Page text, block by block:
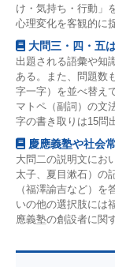
け・気持ち・行動」
心理変化を客観的に
大問三・四・五
出題される語彙や知
ある。また、問題数
字一字）を並べ替え
マトペ（副詞）の文
字の書き取りは15問
慶應義塾や社会
大問二の説明文にお
太子、夏目漱石）の
（福澤諭吉など）
いの他の選択肢には
應義塾の創設者に関